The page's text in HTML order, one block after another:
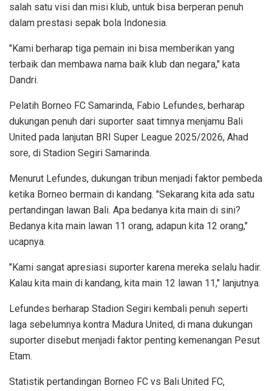
salah satu visi dan misi klub, untuk bisa berperan penuh
dalam prestasi sepak bola Indonesia.
"Kami berharap tiga pemain ini bisa memberikan yang
terbaik dan membawa nama baik klub dan negara," kata
Dandri.
Pelatih Borneo FC Samarinda, Fabio Lefundes, berharap
dukungan penuh dari suporter saat timnya menjamu Bali
United pada lanjutan BRI Super League 2025/2026, Ahad
sore, di Stadion Segiri Samarinda.
Menurut Lefundes, dukungan tribun menjadi faktor pembeda
ketika Borneo bermain di kandang. "Sekarang kita ada satu
pertandingan lawan Bali. Apa bedanya kita main di sini?
Bedanya kita main lawan 11 orang, adapun kita 12 orang,"
ucapnya.
"Kami sangat apresiasi suporter karena mereka selalu hadir.
Kalau kita main di kandang, kita main 12 lawan 11," lanjutnya.
Lefundes berharap Stadion Segiri kembali penuh seperti
laga sebelumnya kontra Madura United, di mana dukungan
suporter disebut menjadi faktor penting kemenangan Pesut
Etam.
Statistik pertandingan Borneo FC vs Bali United FC,